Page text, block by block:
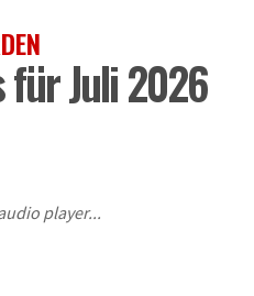
Juli 2026
player...